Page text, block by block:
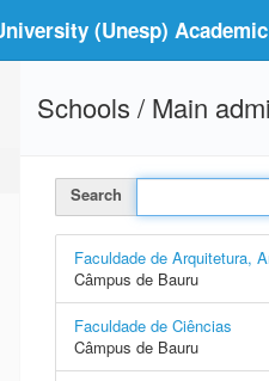
(Unesp)
Schools / Main
Search
Faculdade de Arquitetura,
Câmpus de Bauru
Faculdade de Ciências
Câmpus de Bauru